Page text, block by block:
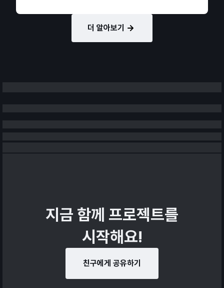
더 알아보기
지금 함께 프로젝트를
시작해요!
친구에게 공유하기